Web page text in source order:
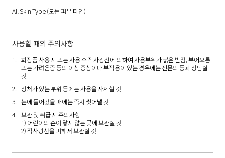
All Skin Type(모든 피부 타입)
사용할 때의 주의사항
화장품 사용 시 또는 사용 후 직사광선에 의하여 사용부위가 붉은 반점, 부어오름
또는 가려움증 등의 이상 증상이나 부작용이 있는 경우에는 전문의 등과 상담할
것
상처가 있는 부위 등에는 사용을 자제할 것
눈에 들어갔을 때에는 즉시 씻어낼 것
보관 및 취급 시 주의사항
1) 어린이의 손이 닿지 않는 곳에 보관할 것
2) 직사광선을 피해서 보관할 것